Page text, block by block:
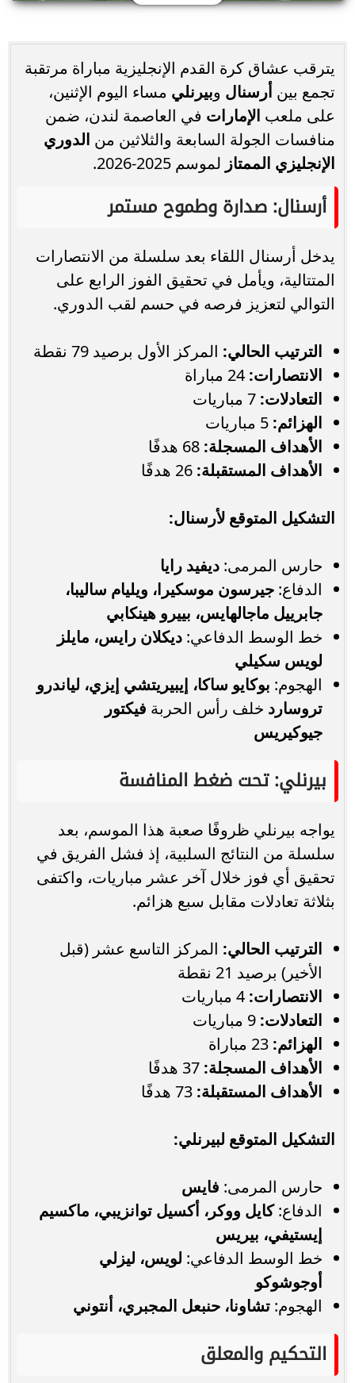
يترقب عشاق كرة القدم الإنجليزية مباراة مرتقبة
تجمع بين أرسنال وبيرنلي مساء اليوم الإثنين،
على ملعب الإمارات في العاصمة لندن، ضمن
منافسات الجولة السابعة والثلاثين من الدوري
الإنجليزي الممتاز لموسم 2025-2026.
أرسنال: صدارة وطموح مستمر
يدخل أرسنال اللقاء بعد سلسلة من الانتصارات
المتتالية، ويأمل في تحقيق الفوز الرابع على
التوالي لتعزيز فرصه في حسم لقب الدوري.
الترتيب الحالي: المركز الأول برصيد 79 نقطة
الانتصارات:
التعادلات:
الهزائم:
الأهداف المسجلة:
الأهداف المستقبلة:
التشكيل المتوقع لأرسنال:
حارس المرمى: ديفيد رايا
الدفاع: جيرسون موسكيرا، ويليام ساليبا،
جابرييل ماجالهايس، بييرو هينكابي
خط الوسط الدفاعي: ديكلان رايس، مايلز
لويس سكيلي
الهجوم: بوكايو ساكا، إيبيريتشي إيزي، لياندرو
تروسارد خلف رأس الحربة فيكتور
جيوكيريس
بيرنلي: تحت ضغط المنافسة
يواجه بيرنلي ظروفًا صعبة هذا الموسم، بعد
سلسلة من النتائج السلبية، إذ فشل الفريق في
تحقيق أي فوز خلال آخر عشر مباريات، واكتفى
بثلاثة تعادلات مقابل سبع هزائم.
الترتيب الحالي: المركز التاسع عشر (قبل
الأخير) برصيد 21 نقطة
الانتصارات:
التعادلات:
الهزائم:
الأهداف المسجلة:
الأهداف المستقبلة:
التشكيل المتوقع لبيرنلي:
حارس المرمى: فايس
الدفاع:كايل ووكر، أكسيل توانزيبي، ماكسيم
إيستيفي، بيريس
خط الوسط الدفاعي: لويس، ليزلي
أوجوشوكو
الهجوم: تشاونا، حنبعل المجبري، أنتوني
التحكيم والمعلق